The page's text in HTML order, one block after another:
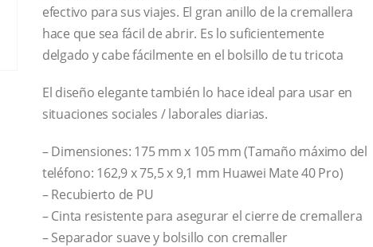
efectivo para sus viajes. El gran anillo de la cremallera
hace que sea fácil de abrir. Es lo suficientemente
delgado y cabe fácilmente en el bolsillo de tu tricota
El diseño elegante también lo hace ideal para usar en
situaciones sociales / laborales diarias.
– Dimensiones: 175 mm x 105 mm (Tamaño máximo del
teléfono: 162,9 x 75,5 x 9,1 mm Huawei Mate 40 Pro)
– Recubierto de PU
– Cinta resistente para asegurar el cierre de cremallera
– Separador suave y bolsillo con cremaller